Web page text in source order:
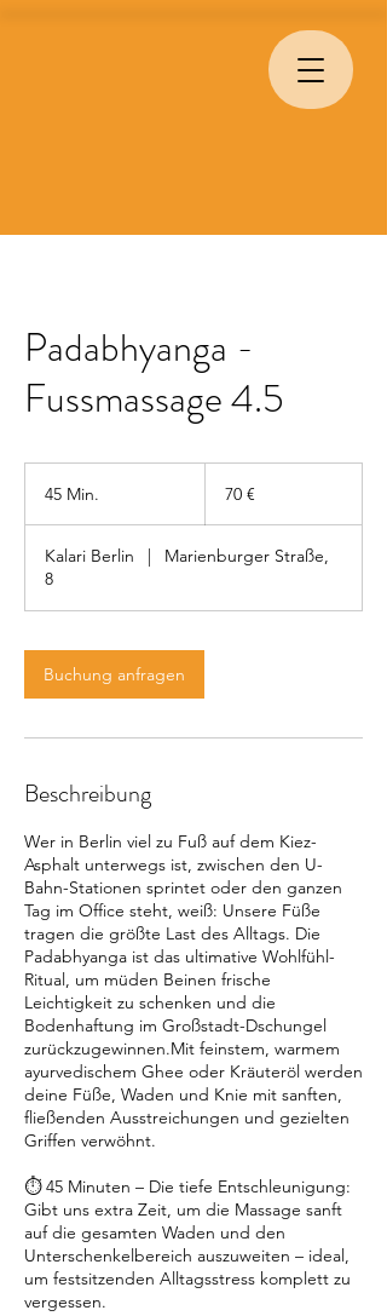
Padabhyanga -
Fussmassage 4.5
45 Min.
i
.
70 €
Kalari Berlin |
Marienburger Straße,
8
Buchung anfragen
Beschreibung
Wer in Berlin viel zu Fuß auf dem Kiez-
Asphalt unterwegs ist, zwischen den U-
Bahn-Stationen sprintet oder den ganzen
Tag im Office steht, weiß: Unsere Füße
tragen die größte Last des Alltags. Die
Padabhyanga ist das ultimative Wohlfühl-
Ritual, um müden Beinen frische
Leichtigkeit zu schenken und die
Bodenhaftung im Großstadt-Dschungel
zurückzugewinnen.Mit feinstem, warmem
ayurvedischem Ghee oder Kräuteröl werden
deine Füße, Waden und Knie mit sanften,
fließenden Ausstreichungen und gezielten
Griffen verwöhnt.
⏱️ 45 Minuten – Die tiefe Entschleunigung:
Gibt uns extra Zeit, um die Massage sanft
auf die gesamten Waden und den
Unterschenkelbereich auszuweiten – ideal,
um festsitzenden Alltagsstress komplett zu
vergessen.